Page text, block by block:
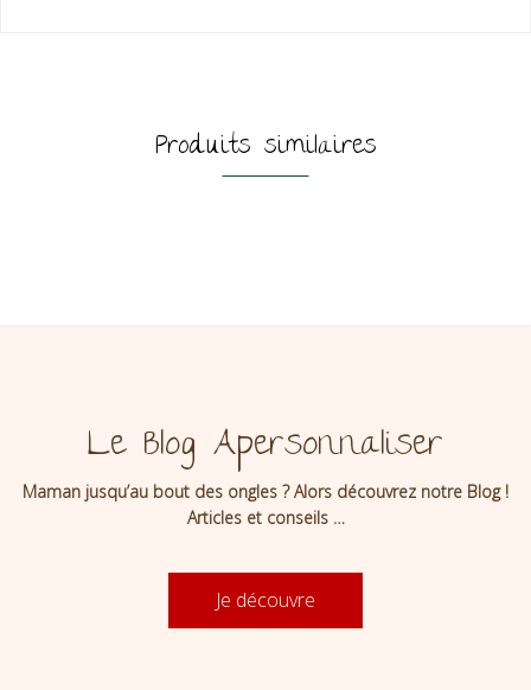
Produits similaires
Le Blog Apersonnaliser
Maman jusqu’au bout des ongles ? Alors découvrez notre Blog !
Articles et conseils …
Je découvre